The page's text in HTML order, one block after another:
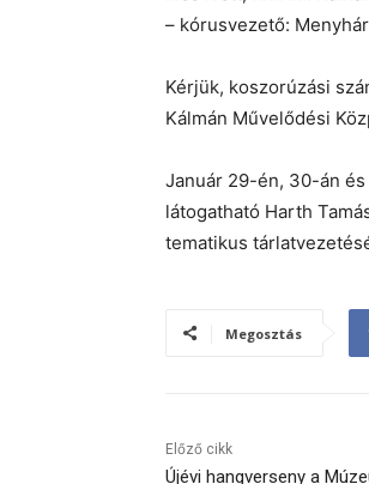
– kórusvezető:
Kérjük, koszorúzási
Kálmán Művelődési
Január 29-én, 30-án
látogatható Harth
tematikus
Megosztás
Előző cikk
Újévi hangverseny a